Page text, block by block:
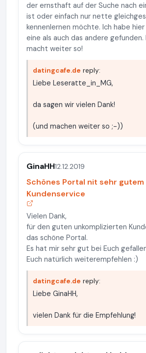
der ernsthaft auf der Suche nach
ist oder einfach nur nette
kennenlernen möchte. Ich habe
eine als auch das andere gefunden.
macht weiter so!
datingcafe.de reply:
Liebe Leseratte_in_MG,
da sagen wir vielen Dank!
(und machen weiter so ;-))
GinaHH12.12.2019
Schönes Portal nit sehr gutem
Kundenservice
Vielen Dank,
für den guten unkomplizierten
das schöne Portal.
Es hat mir sehr gut bei Euch
Euch natürlich weiterempfehlen :)
datingcafe.de reply:
Liebe GinaHH,
vielen Dank für die Empfehlung!